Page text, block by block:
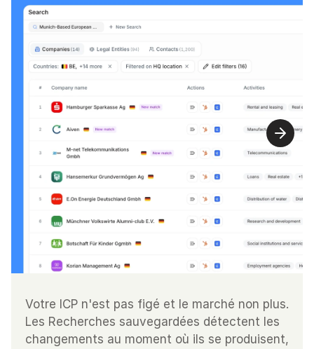
Votre ICP n'est pas figé et le marché non plus.
Les Recherches sauvegardées détectent les
changements au moment où ils se produisent,